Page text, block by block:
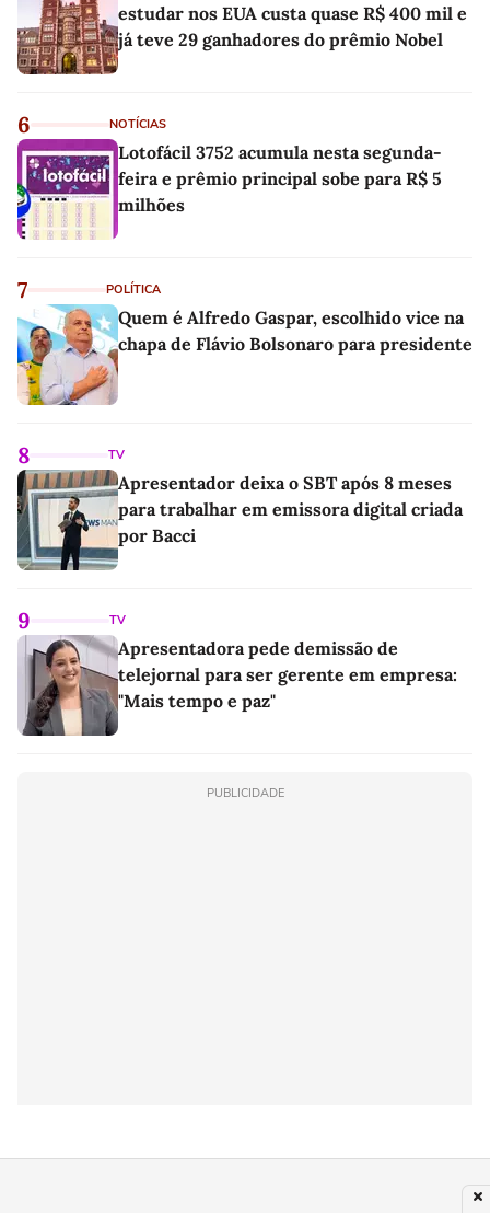
estudar nos EUA custa quase R$ 400 mil e
já teve 29 ganhadores do prêmio Nobel
6 NOTÍCIAS
Lotofácil 3752 acumula nesta segunda-
feira e prêmio principal sobe para R$ 5
milhões
7 POLÍTICA
Quem é Alfredo Gaspar, escolhido vice na
chapa de Flávio Bolsonaro para presidente
8 TV
Apresentador deixa o SBT após 8 meses
para trabalhar em emissora digital criada
por Bacci
9 TV
Apresentadora pede demissão de
telejornal para ser gerente em empresa:
"Mais tempo e paz"
PUBLICIDADE